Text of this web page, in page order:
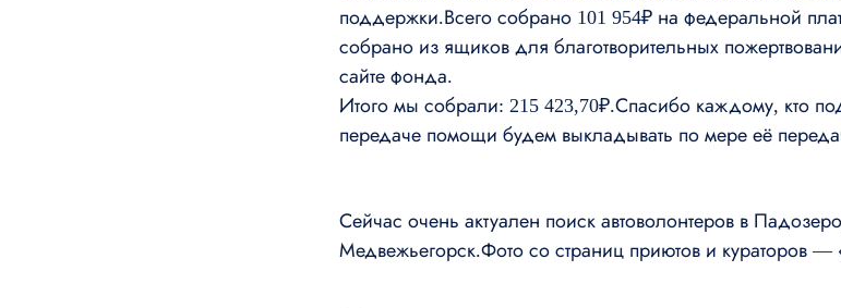
поддержки.Всего собрано 101 954₽ на федеральной
собрано из ящиков для благотворительных
сайте фонда.
Итого мы собрали: 215 423,70₽.Спасибо каждому, кто
передаче помощи будем выкладывать по мере её
Сейчас очень актуален поиск автоволонтеров в
Медвежьегорск.Фото со страниц приютов и кураторов